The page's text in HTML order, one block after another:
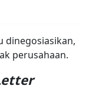
dinegosiasikan,
perusahaan.